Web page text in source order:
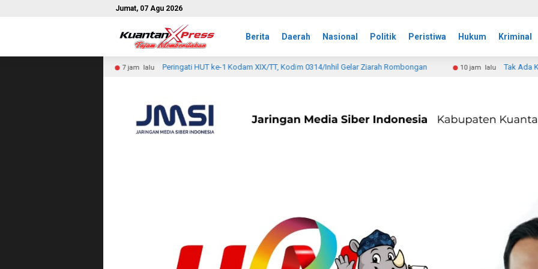
Jumat, 07 Agu 2026
Berita Daerah Nasional Politik Peristiwa Hukum Kriminal
Peringati HUT ke-1 Kodam XIX/TT, Kodim 0314/Inhil Gelar Ziarah Rombongan 10 jam lalu Tak Ada Kejelasan, Ahli Waris Minta